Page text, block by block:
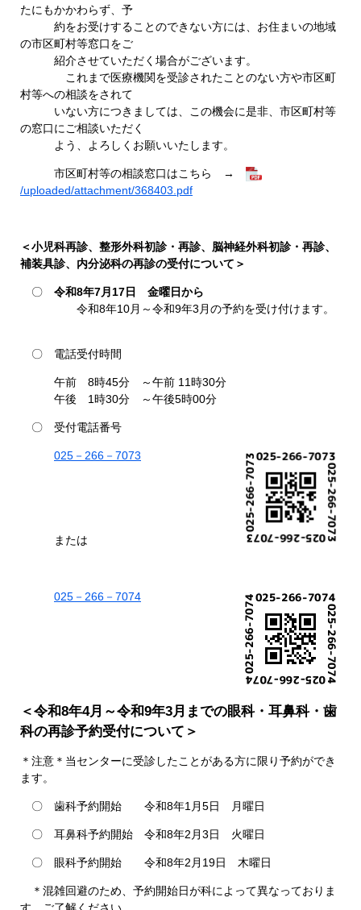
たにもかかわらず、予
約をお受けすることのできない方には、お住まいの地域
の市区町村等窓口をご
紹介させていただく場合がございます。
これまで医療機関を受診されたことのない方や市区町
村等への相談をされて
いない方につきましては、この機会に是非、市区町村等
の窓口にご相談いただく
よう、よろしくお願いいたします。
市区町村等の相談窓口はこちら →
/uploaded/attachment/368403.pdf
＜小児科再診、整形外科初診・再診、脳神経外科初診・再診、
補装具診、内分泌科の再診の受付について＞​
〇 令和8年7月17日 金曜日から
令和8年10月～令和9年3月の予約を受け付けます。
〇 電話受付時間
午前 8時45分 ～午前 11時30分
午後 1時30分 ～午後5時00分
〇 受付電話番号
025－266－7073
または
025－266－7074
＜令和8年4月～令和9年3月までの眼科・耳鼻科・歯
科の再診予約受付について＞
＊注意＊当センターに受診したことがある方に限り予約ができ
ます。
〇 歯科予約開始 令和8年1月5日 月曜日
〇 耳鼻科予約開始 令和8年2月3日 火曜日
〇 眼科予約開始 令和8年2月19日 木曜日
＊混雑回避のため、予約開始日が科によって異なっておりま